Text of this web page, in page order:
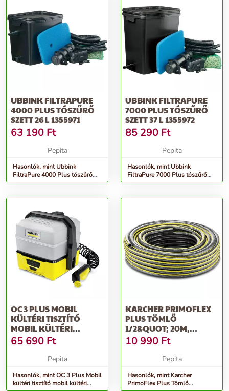
UBBINK FILTRAPURE
4000 PLUS TÓSZŰRŐ
SZETT 26 L 1355971
63 190 Ft
Pepita
Hasonlók, mint Ubbink
FiltraPure 4000 Plus tószűrő
szett 26 L 1355971
UBBINK FILTRAPURE
7000 PLUS TÓSZŰRŐ
SZETT 37 L 1355972
85 290 Ft
Pepita
Hasonlók, mint Ubbink
FiltraPure 7000 Plus tószűrő
szett 37 L 1355972
OC 3 PLUS MOBIL
KÜLTÉRI TISZTÍTÓ
MOBIL KÜLTÉRI
TISZTÍTÓ
65 690 Ft
Pepita
Hasonlók, mint OC 3 Plus Mobil
kültéri tisztító mobil kültéri
KARCHER PRIMOFLEX
PLUS TÖMLŐ
1/2&QUOT; 20M,
FEKETE-SÁRGA
10 990 Ft
Pepita
Hasonlók, mint Karcher
PrimoFlex Plus Tömlő